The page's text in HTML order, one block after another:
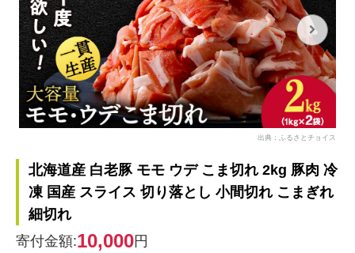
出典：ふるさとチョイス
北海道産 白老豚 モモ ウデ こま切れ 2kg 豚肉 冷
凍 国産 スライス 切り落とし 小間切れ こまぎれ
細切れ
寄付金額:10,000円